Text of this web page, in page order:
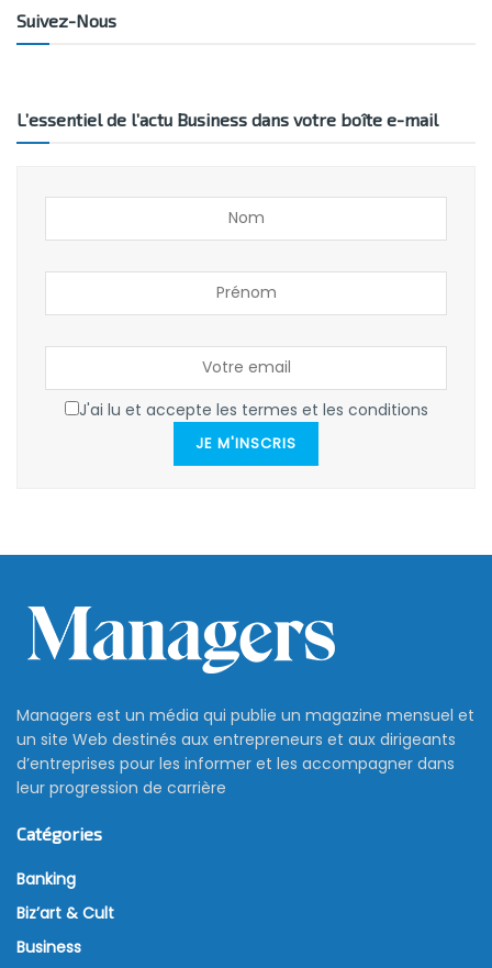
Suivez-Nous
L’essentiel de l’actu Business dans votre boîte e-mail
J'ai lu et accepte les termes et les conditions
JE M'INSCRIS
Managers est un média qui publie un magazine mensuel et
un site Web destinés aux entrepreneurs et aux dirigeants
d’entreprises pour les informer et les accompagner dans
leur progression de carrière
Catégories
Banking
Biz’art & Cult
Business